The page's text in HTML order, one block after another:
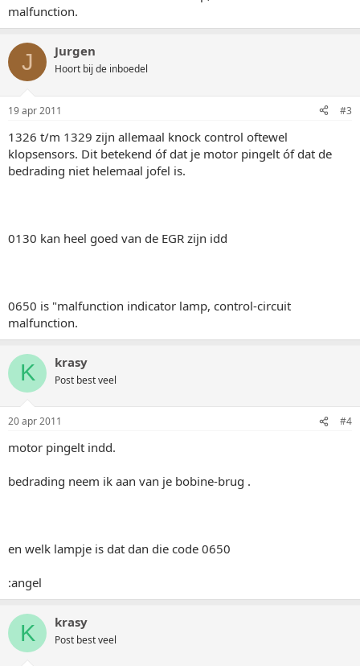
malfunction.
J Jurgen
Hoort bij de inboedel
19 apr 2011 #3
1326 t/m 1329 zijn allemaal knock control oftewel
klopsensors. Dit betekend óf dat je motor pingelt óf dat de
bedrading niet helemaal jofel is.
0130 kan heel goed van de EGR zijn idd
0650 is "malfunction indicator lamp, control-circuit
malfunction.
K krasy
Post best veel
20 apr 2011 #4
motor pingelt indd.
bedrading neem ik aan van je bobine-brug .
en welk lampje is dat dan die code 0650
:angel
K krasy
Post best veel